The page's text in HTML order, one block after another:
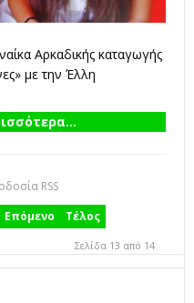
Αρκαδικής καταγωγής
με την Έλλη
RSS
Επόμενο Τέλος
Σελίδα 13 από 14